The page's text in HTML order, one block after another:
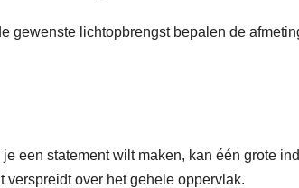
gewenste lichtopbrengst bepalen de
een statement wilt maken, kan één grote
over het gehele oppervlak.